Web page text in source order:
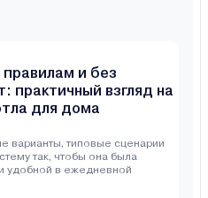
правилам и без
практичный взгляд на
для дома
варианты, типовые сценарии
так, чтобы она была
удобной в ежедневной